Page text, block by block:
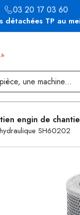
détachées TP au
03 20 17 03 60
engin de
SH60202